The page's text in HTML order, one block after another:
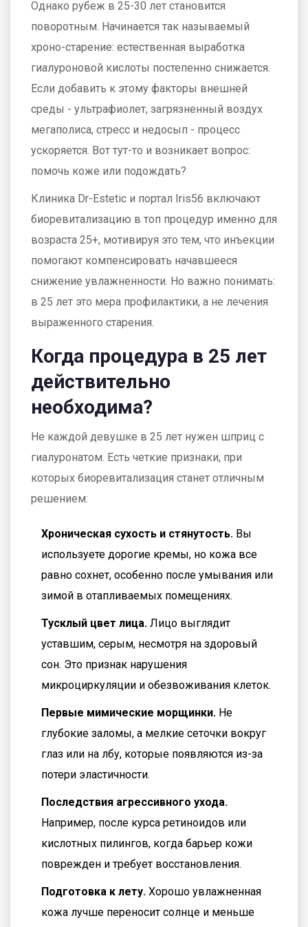
Однако рубеж в 25-30 лет становится
поворотным. Начинается так называемый
хроно-старение: естественная выработка
гиалуроновой кислоты постепенно снижается.
Если добавить к этому факторы внешней
среды - ультрафиолет, загрязненный воздух
мегаполиса, стресс и недосып - процесс
ускоряется. Вот тут-то и возникает вопрос:
помочь коже или подождать?
Клиника Dr-Estetic и портал Iris56 включают
биоревитализацию в топ процедур именно для
возраста 25+, мотивируя это тем, что инъекции
помогают компенсировать начавшееся
снижение увлажненности. Но важно понимать:
в 25 лет это мера профилактики, а не лечения
выраженного старения.
Когда процедура в 25 лет
действительно
необходима?
Не каждой девушке в 25 лет нужен шприц с
гиалуронатом. Есть четкие признаки, при
которых биоревитализация станет отличным
решением:
Хроническая сухость и стянутость. Вы
используете дорогие кремы, но кожа все
равно сохнет, особенно после умывания или
зимой в отапливаемых помещениях.
Тусклый цвет лица. Лицо выглядит
уставшим, серым, несмотря на здоровый
сон. Это признак нарушения
микроциркуляции и обезвоживания клеток.
Первые мимические морщинки. Не
глубокие заломы, а мелкие сеточки вокруг
глаз или на лбу, которые появляются из-за
потери эластичности.
Последствия агрессивного ухода.
Например, после курса ретиноидов или
кислотных пилингов, когда барьер кожи
поврежден и требует восстановления.
Подготовка к лету. Хорошо увлажненная
кожа лучше переносит солнце и меньше